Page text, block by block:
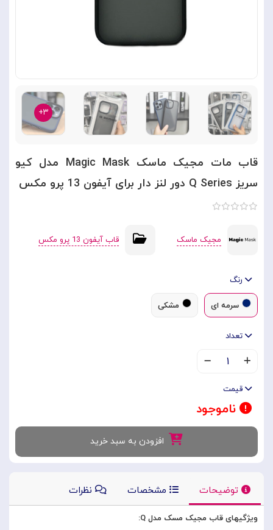
۳+
قاب مات مجیک ماسک Magic Mask مدل کیو
سریز Q Series دور لنز دار برای آیفون 13 پرو مکس
مجیک ماسک قاب آیفون 13 پرو مکس
رنگ
سرمه ای مشکی
تعداد
۱
قیمت
ناموجود
افزودن به سبد خرید
توضیحات مشخصات نظرات
ویژگیهای قاب مجیک مسک مدل Q: